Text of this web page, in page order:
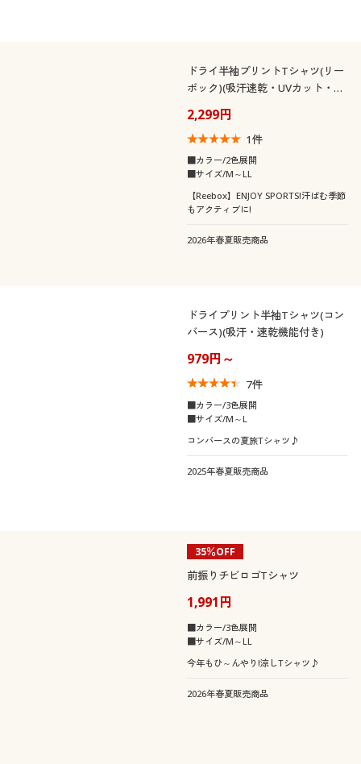
ドライ半袖プリントTシャツ(リー
ボック)(吸汗速乾・UVカット・接
2,299円
1件
■カラー/2色展開
■サイズ/M～LL
【Reebox】ENJOY SPORTS!汗ばむ季節
もアクティブに!
2026年春夏販売商品
ドライプリント半袖Tシャツ(コン
バース)(吸汗・速乾機能付き)
979円～
7件
■カラー/3色展開
■サイズ/M～L
コンバースの夏旅Tシャツ♪
2025年春夏販売商品
35％OFF
前振りチビロゴTシャツ
1,991円
■カラー/3色展開
■サイズ/M～LL
今年もひ～んやり!涼しTシャツ♪
2026年春夏販売商品